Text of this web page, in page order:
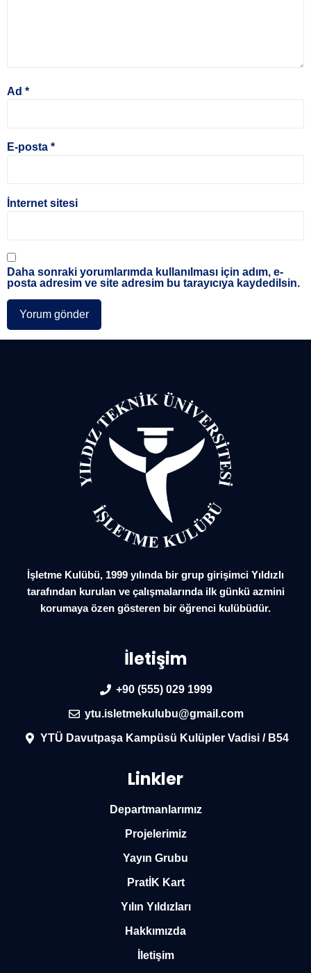
Ad *
E-posta *
İnternet sitesi
Daha sonraki yorumlarımda kullanılması için adım, e-
posta adresim ve site adresim bu tarayıcıya kaydedilsin.
İşletme Kulübü, 1999 yılında bir grup girişimci Yıldızlı
tarafından kurulan ve çalışmalarında ilk günkü azmini
korumaya özen gösteren bir öğrenci kulübüdür.
İletişim
+90 (555) 029 1999
ytu.isletmekulubu@gmail.com
YTÜ Davutpaşa Kampüsü Kulüpler Vadisi / B54
Linkler
Departmanlarımız
Projelerimiz
Yayın Grubu
PratİK Kart
Yılın Yıldızları
Hakkımızda
İletişim